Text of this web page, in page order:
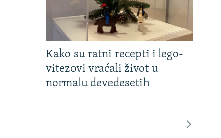
Kako su ratni recepti i lego-
vitezovi vraćali život u
normalu devedesetih